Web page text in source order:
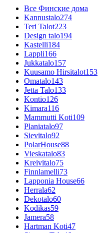
Все Финские дома
Kannustalo274
Teri Talot223
Design talo194
Kastelli184
Lappli166
Jukkatalo157
Kuusamo Hirsitalot153
Omatalo143
Jetta Talo133
Kontio126
Kimara116
Mammutti Koti109
Planiatalo97
Sievitalo92
PolarHouse88
Vieskatalo83
Kreivitalo75
Finnlamelli73
Lapponia House66
Herrala62
Dekotalo60
Kodikas59
Jamera58
Hartman Koti47